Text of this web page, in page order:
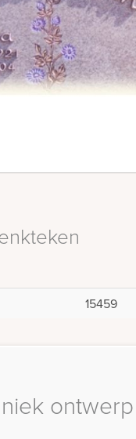
15459
ontwerp